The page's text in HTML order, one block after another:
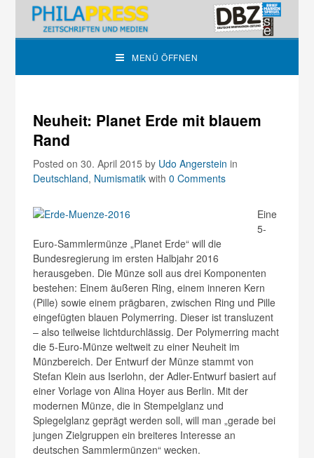
MENÜ ÖFFNEN
Neuheit: Planet Erde mit blauem
Rand
Posted on 30. April 2015by Udo Angerstein in
Deutschland, Numismatik with0 Comments
Eine
5-
Euro-Sammlermünze „Planet Erde“ will die
Bundesregierung im ersten Halbjahr 2016
herausgeben. Die Münze soll aus drei Komponenten
bestehen: Einem äußeren Ring, einem inneren Kern
(Pille) sowie einem prägbaren, zwischen Ring und Pille
eingefügten blauen Polymerring. Dieser ist transluzent
– also teilweise lichtdurchlässig. Der Polymerring macht
die 5-Euro-Münze weltweit zu einer Neuheit im
Münzbereich. Der Entwurf der Münze stammt von
Stefan Klein aus Iserlohn, der Adler-Entwurf basiert auf
einer Vorlage von Alina Hoyer aus Berlin. Mit der
modernen Münze, die in Stempelglanz und
Spiegelglanz geprägt werden soll, will man „gerade bei
jungen Zielgruppen ein breiteres Interesse an
deutschen Sammlermünzen“ wecken.